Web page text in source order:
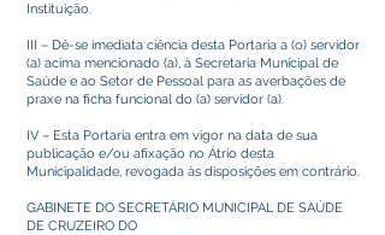
Instituição.
III – Dê-se imediata ciência desta Portaria a (o) servidor
(a) acima mencionado (a), à Secretaria Municipal de
Saúde e ao Setor de Pessoal para as averbações de
praxe na ficha funcional do (a) servidor (a).
IV – Esta Portaria entra em vigor na data de sua
publicação e/ou afixação no Átrio desta
Municipalidade, revogada às disposições em contrário.
GABINETE DO SECRETÁRIO MUNICIPAL DE SAÚDE
DE CRUZEIRO DO